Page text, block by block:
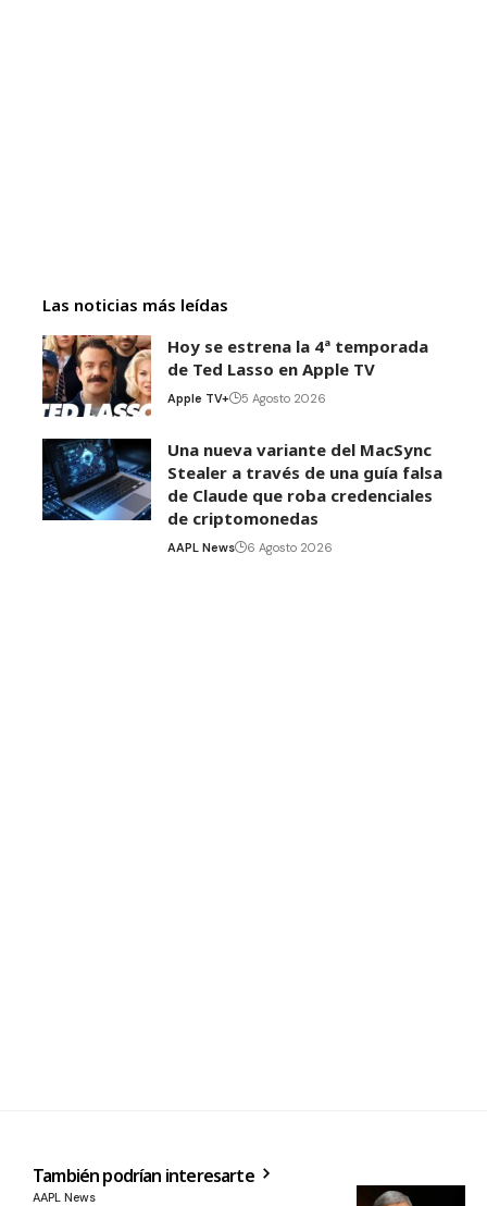
Las noticias más leídas
Hoy se estrena la 4ª temporada
de Ted Lasso en Apple TV
Apple TV+ 5 Agosto 2026
Una nueva variante del MacSync
Stealer a través de una guía falsa
de Claude que roba credenciales
de criptomonedas
AAPL News 6 Agosto 2026
También podrían interesarte
AAPL News